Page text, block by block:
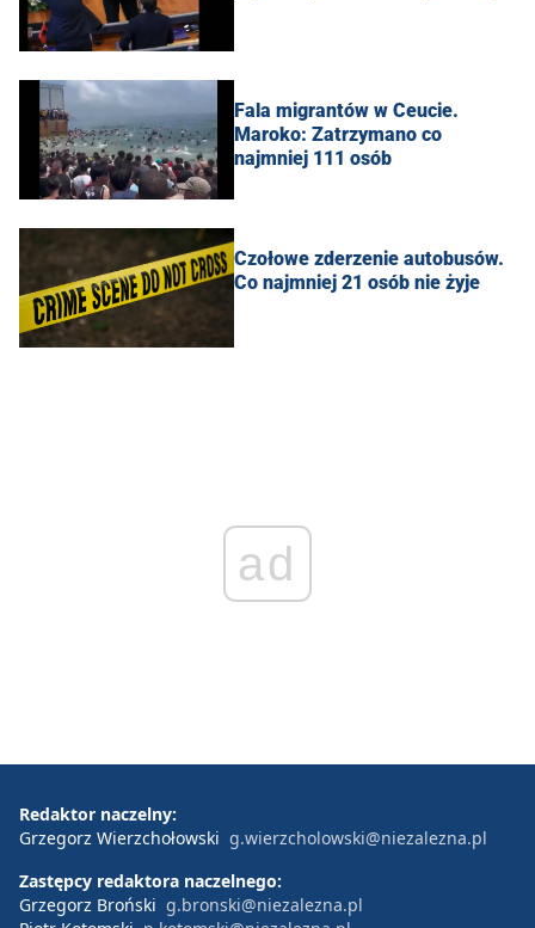
Fala migrantów w Ceucie.
Maroko: Zatrzymano co
najmniej 111 osób
Czołowe zderzenie autobusów.
Co najmniej 21 osób nie żyje
ad
Redaktor naczelny:
Grzegorz Wierzchołowski g.wierzcholowski@niezalezna.pl
Zastępcy redaktora naczelnego:
Grzegorz Broński g.bronski@niezalezna.pl